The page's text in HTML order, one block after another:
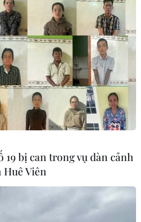
19 bị can trong vụ dàn cảnh
Huê Viên